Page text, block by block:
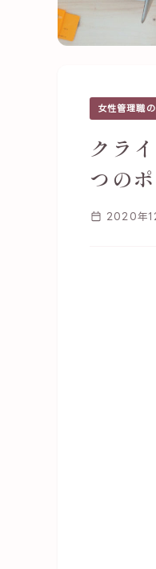
女性管理職
クラ
つの
2020年